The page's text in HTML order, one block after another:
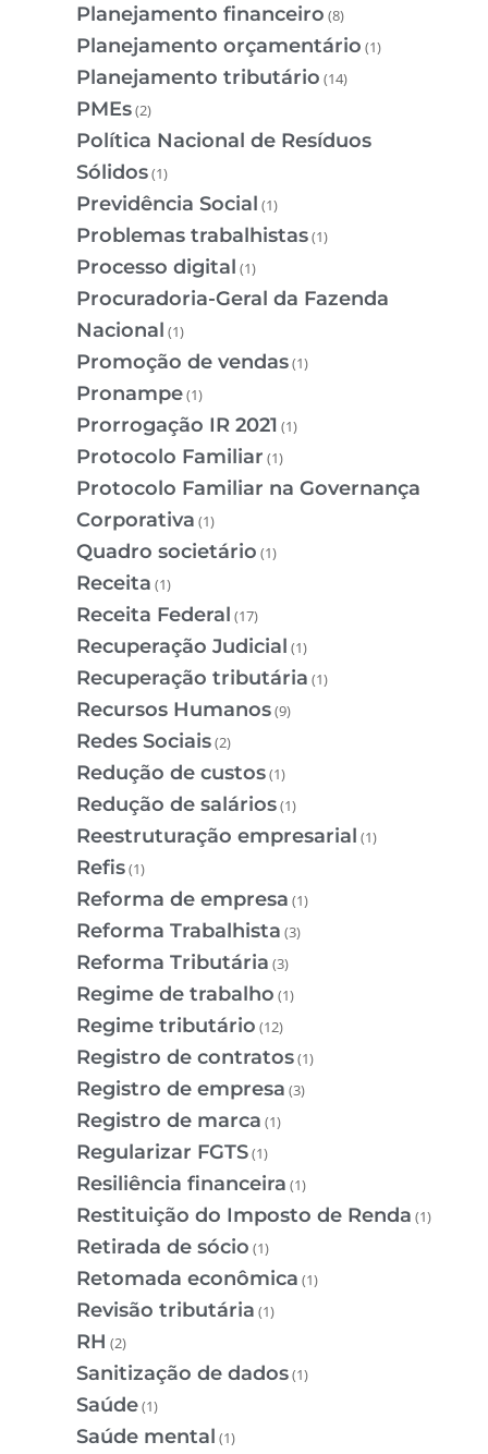
Planejamento financeiro (8)
Planejamento orçamentário (1)
Planejamento tributário (14)
PMEs(2)
Política Nacional de Resíduos
Sólidos(1)
Previdência Social (1)
Problemas trabalhistas(1)
Processo digital (1)
Procuradoria-Geral da Fazenda
Nacional (1)
Promoção de vendas(1)
Pronampe(1)
Prorrogação IR 2021 (1)
Protocolo Familiar (1)
Protocolo Familiar na Governança
Corporativa (1)
Quadro societário (1)
Receita (1)
Receita Federal (17)
Recuperação Judicial (1)
Recuperação tributária (1)
Recursos Humanos(9)
Redes Sociais(2)
Redução de custos(1)
Redução de salários(1)
Reestruturação empresarial (1)
Refis(1)
Reforma de empresa (1)
Reforma Trabalhista (3)
Reforma Tributária (3)
Regime de trabalho (1)
Regime tributário (12)
Registro de contratos(1)
Registro de empresa (3)
Registro de marca (1)
Regularizar FGTS(1)
Resiliência financeira (1)
Restituição do Imposto de Renda (1)
Retirada de sócio (1)
Retomada econômica (1)
Revisão tributária (1)
RH (2)
Sanitização de dados(1)
Saúde(1)
Saúde mental (1)